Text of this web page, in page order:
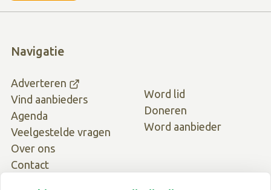
Navigatie
Adverteren
Vind aanbieders
Agenda
Veelgestelde vragen
Over ons
Contact
Word lid
Doneren
Word aanbieder